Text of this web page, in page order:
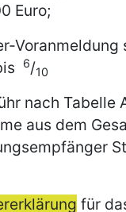
Euro;
6/10
nach Tabelle
aus dem
für